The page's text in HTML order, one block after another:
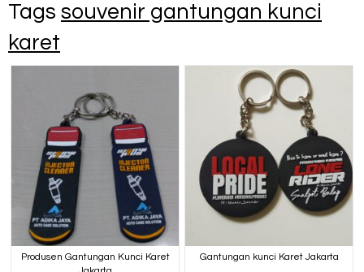
Tags souvenir gantungan kunci
karet
Produsen Gantungan Kunci Karet
Gantungan kunci Karet Jakarta